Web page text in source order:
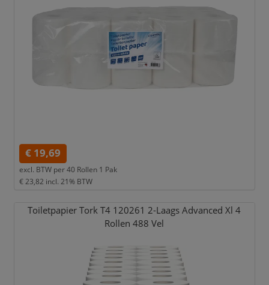
€ 19,69
excl. BTW per40 Rollen 1 Pak
€ 23,82 incl. 21% BTW
Toiletpapier Tork T4 120261 2-Laags Advanced Xl 4
Rollen 488 Vel